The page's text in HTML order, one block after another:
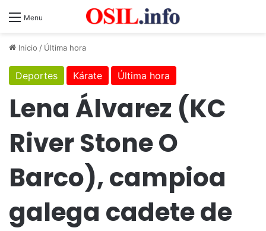
Menu
Inicio / Última hora
Deportes Kárate Última hora
Lena Álvarez (KC
River Stone O
Barco), campioa
galega cadete de